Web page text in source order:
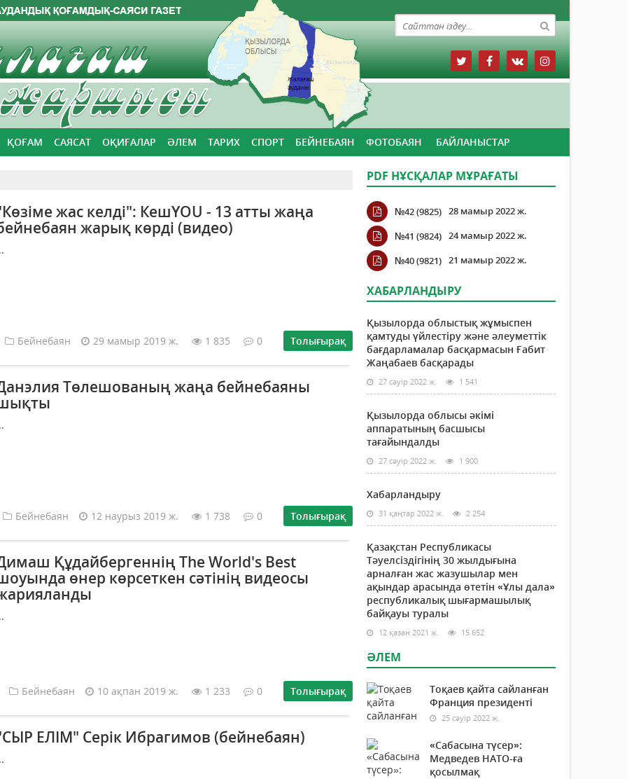
ҚОҒАМ САЯСАТ ОҚИҒАЛАР ӘЛЕМ ТАРИХ СПОРТ БЕЙНЕБАЯН ФОТОБАЯН БАЙЛАНЫСТАР
жас келді": КешYOU - 13 атты жаңа
жарық көрді (видео)
Бейнебаян 29 мамыр 2019 ж. 1 835 0 Толығырақ
Төлешованың жаңа бейнебаяны
Бейнебаян 12 наурыз 2019 ж. 1 738 0 Толығырақ
Құдайбергеннің The World's Best
өнер көрсеткен сәтінің видеосы
Бейнебаян 10 ақпан 2019 ж. 1 233 0 Толығырақ
ЕЛІМ" Серік Ибрагимов (бейнебаян)
PDF НҰСҚАЛАР МҰРАҒАТЫ
№42 (9825) 28 мамыр 2022 ж.
№41 (9824) 24 мамыр 2022 ж.
№40 (9821) 21 мамыр 2022 ж.
ХАБАРЛАНДЫРУ
Қызылорда облыстық жұмыспен
қамтуды үйлестіру және әлеуметтік
бағдарламалар басқармасын Ғабит
Жаңабаев басқарады
27 сәуір 2022 ж. 1 541
Қызылорда облысы әкімі
аппаратының басшысы
тағайындалды
27 сәуір 2022 ж. 1 900
Хабарландыру
31 қаңтар 2022 ж. 2 254
Қазақстан Республикасы
Тәуелсіздігінің 30 жылдығына
арналған жас жазушылар мен
ақындар арасында өтетін «Ұлы дала»
республикалық шығармашылық
байқауы туралы
12 қазан 2021 ж. 15 652
ӘЛЕМ
Тоқаев қайта сайланған
Франция президенті
25 сәуір 2022 ж.
«Сабасына түсер»:
Медведев НАТО-ға
қосылмақ